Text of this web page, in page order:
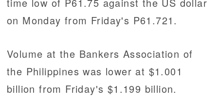
time low of P61.75 against the US dollar
on Monday from Friday's P61.721.
Volume at the Bankers Association of
the Philippines was lower at $1.001
billion from Friday's $1.199 billion.